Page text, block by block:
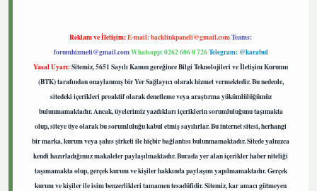
Reklam ve İletişim:E-mail:backlinkpaneli@gmail.comTeams:
forumhizmeti@gmail.comWhatsapp: 0262 606 0 726Telegram: @karabul
Yasal Uyarı:Sitemiz, 5651 Sayılı Kanun gereğince Bilgi Teknolojileri ve İletişim Kurumu
(BTK) tarafından onaylanmış bir Yer Sağlayıcı olarak hizmet vermektedir. Bu nedenle,
sitedeki içerikleri proaktif olarak denetleme veya araştırma yükümlülüğümüz
bulunmamaktadır. Ancak, üyelerimiz yazdıkları içeriklerin sorumluluğunu taşımakta
olup, siteye üye olarak bu sorumluluğu kabul etmiş sayılırlar. Bu internet sitesi, herhangi
bir marka, kurum veya şahıs şirketi ile hiçbir bağlantısı bulunmamaktadır. Sitede yalnızca
kendi hazırladığımız makaleler paylaşılmaktadır. Burada yer alan içerikler haber niteliği
taşımamakta olup, gerçek kurum ve kişiler hakkında paylaşım yapılmamaktadır. Gerçek
kurum ve kişiler ile isim benzerlikleri tamamen tesadüfidir. Sitemiz, kar amacı gütmeyen